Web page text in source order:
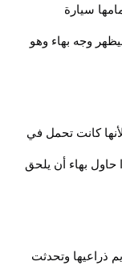
سيارة
وجه بهاء وهو
كانت تحمل في
حاول بهاء أن يلحق
ذراعيها وتحدثت